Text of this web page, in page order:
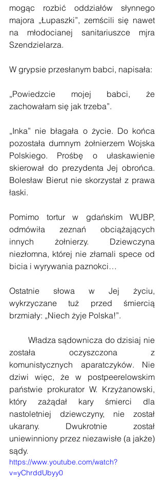
mogąc rozbić oddziałów słynnego
majora „Łupaszki”, zemścili się nawet
na młodocianej sanitariuszce mjra
Szendzielarza.
W grypsie przesłanym babci, napisała:
„Powiedzcie mojej babci, że
zachowałam się jak trzeba”.
„Inka” nie błagała o życie. Do końca
pozostała dumnym żołnierzem Wojska
Polskiego. Prośbę o ułaskawienie
skierował do prezydenta Jej obrońca.
Bolesław Bierut nie skorzystał z prawa
łaski.
Pomimo tortur w gdańskim WUBP,
odmówiła zeznań obciążających
innych żołnierzy. Dziewczyna
niezłomna, której nie złamali spece od
bicia i wyrywania paznokci…
Ostatnie słowa w Jej życiu,
wykrzyczane tuż przed śmiercią
brzmiały: „Niech żyje Polska!”.
została oczyszczona z
komunistycznych aparatczyków. Nie
dziwi więc, że w postpeerelowskim
państwie prokurator W. Krzyżanowski,
który zażądał kary śmierci dla
nastoletniej dziewczyny, nie został
ukarany. Dwukrotnie został
uniewinniony przez niezawisłe (a jakże)
sądy.
https://www.youtube.com/watch?
v=yChrddUbyy0